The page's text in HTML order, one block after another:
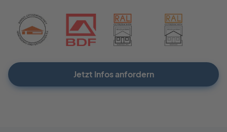
Jetzt Infos anfordern